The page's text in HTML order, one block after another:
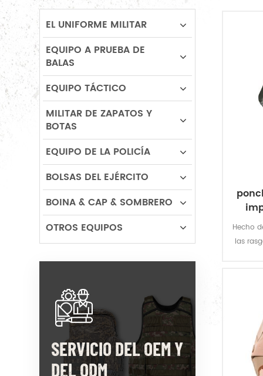
Hecho
las
EL UNIFORME MILITAR
EQUIPO A PRUEBA DE
BALAS
EQUIPO TÁCTICO
MILITAR DE ZAPATOS Y
BOTAS
EQUIPO DE LA POLICÍA
BOLSAS DEL EJÉRCITO
BOINA & CAP & SOMBRERO
OTROS EQUIPOS
SERVICIO DEL OEM Y
DEL ODM